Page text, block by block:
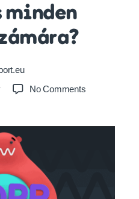
minden
No Commentson
GDPR